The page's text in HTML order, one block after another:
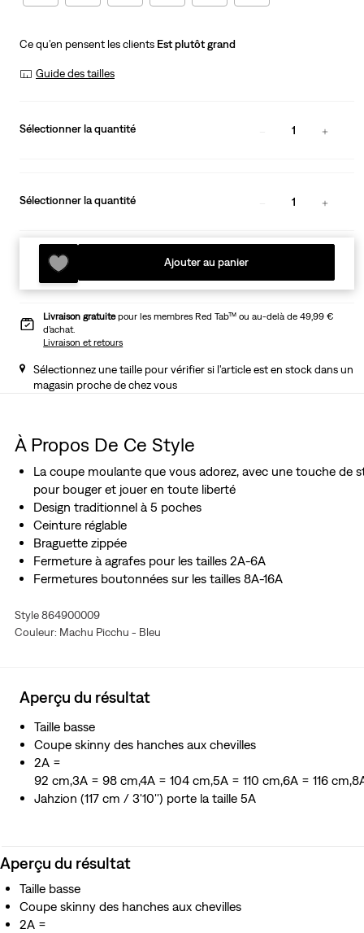
Ce qu’en pensent les clients Est plutôt grand
Guide des tailles
Sélectionner la quantité 1
Sélectionner la quantité 1
Ajouter au panier
Livraison gratuitepour les membres Red Tab™ ou au-delà de 49,99 €
d’achat.
Livraison et retours
Sélectionnez une taille pour vérifier si l'article est en stock dans un
magasin proche de chez vous
À Propos De Ce Style
La coupe moulante que vous adorez, avec une touche de
pour bouger et jouer en toute liberté
Design traditionnel à 5 poches
Ceinture réglable
Braguette zippée
Fermeture à agrafes pour les tailles 2A-6A
Fermetures boutonnées sur les tailles 8A-16A
Style 864900009
Couleur: Machu Picchu - Bleu
Aperçu du résultat
Taille basse
Coupe skinny des hanches aux chevilles
2A =
92 cm,3A = 98 cm,4A = 104 cm,5A = 110 cm,6A = 116
Jahzion (117 cm / 3'10'') porte la taille 5A
Aperçu du résultat
Taille basse
Coupe skinny des hanches aux chevilles
2A =